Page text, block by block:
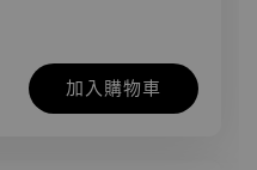
加入購物車